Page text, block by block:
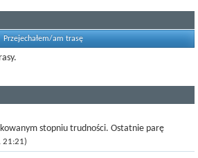
Przejechałem/am trasę
stopniu trudności. Ostatnie parę
dwa trzy kilometry z górki do mety.
21:21)